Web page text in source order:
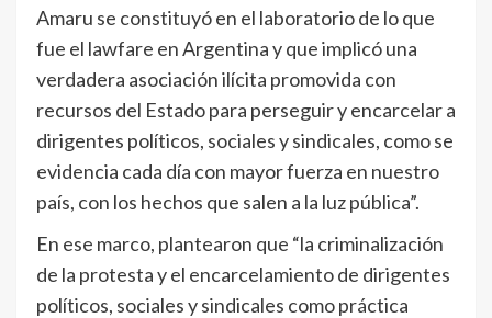
Amaru se constituyó en el laboratorio de lo que
fue el lawfare en Argentina y que implicó una
verdadera asociación ilícita promovida con
recursos del Estado para perseguir y encarcelar a
dirigentes políticos, sociales y sindicales, como se
evidencia cada día con mayor fuerza en nuestro
país, con los hechos que salen a la luz pública”.
En ese marco, plantearon que “la criminalización
de la protesta y el encarcelamiento de dirigentes
políticos, sociales y sindicales como práctica